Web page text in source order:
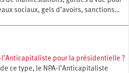
sociaux, gels d’avoirs, sanctions…
l’Anticapitaliste pour la présidentielle ?
ce type, le NPA-l’Anticapitaliste